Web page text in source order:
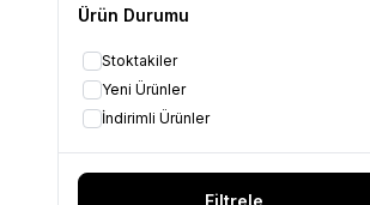
Ürün Durumu
Stoktakiler
Yeni Ürünler
İndirimli Ürünler
Filtrele